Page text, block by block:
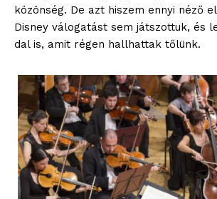
közönség. De azt hiszem ennyi néző
Disney válogatást sem játszottuk, és
dal is, amit régen hallhattak tőlünk.